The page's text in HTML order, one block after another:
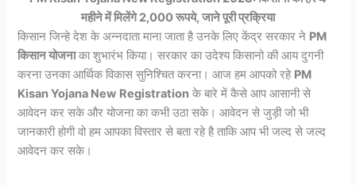
महीने में मिलेंगे 2,000 रूपये, जाने पूरी प्रक्रिया
किसान जिन्हे देश के अन्नदाता माना जाता है उनके लिए केंद्र सरकार ने PM
किसान योजनाका शुभारंभ किया। सरकार का उदेश्य किसानो की आय दुगनी
करना उनका आर्थिक विकास सुनिश्चित करना। आज हम आपको रहे PM
Kisan Yojana New Registration के बारे में कैसे आप आसानी से
आवेदन कर सके और योजना का कभी उठा सके। आवेदन से जुड़ी जो भी
जानकारी होगी वो हम आपका विस्तार से बता रहे है ताकि आप भी जल्द से जल्द
आवेदन कर सके।